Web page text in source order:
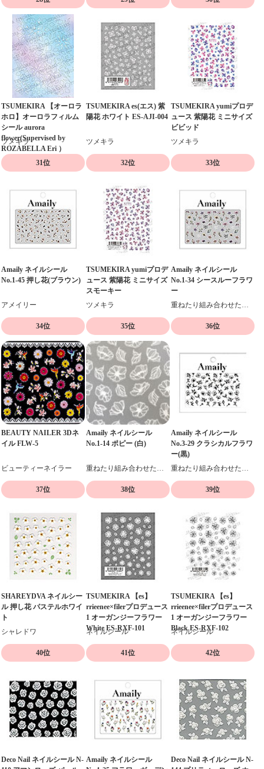
TSUMEKIRA 【オーロラ
ホロ】オーロラフィルム
シール aurora
flower(Supervised by
ROZABELLA Eri ）
ツメキラ
TSUMEKIRA es(エス) 紫
陽花 ホワイト ES-AJI-004
ツメキラ
TSUMEKIRA yumiプロデ
ュース 紫陽花 ミニサイズ
ビビッド
ツメキラ
31位
Amaily ネイルシール
No.1-45 押し花(ブラウン)
アメイリー
32位
TSUMEKIRA yumiプロデ
ュース 紫陽花 ミニサイズ
スモーキー
ツメキラ
33位
Amaily ネイルシール
No.1-34 シースルーフラワ
ー
重ねたり組み合わせたりデザイン自在の貼るだけネイルシール
34位
BEAUTY NAILER 3Dネ
イル FLW-5
ビューティーネイラー
35位
Amaily ネイルシール
No.1-14 ポピー (白)
重ねたり組み合わせたりデザイン自在の貼るだけネイルシール
36位
Amaily ネイルシール
No.3-29 クラシカルフラワ
ー(黒)
重ねたり組み合わせたりデザイン自在の貼るだけネイルシール
37位
SHAREYDVA ネイルシー
ル 押し花 パステルホワイ
ト
シャレドワ
38位
TSUMEKIRA 【es】
rrieenee×filerプロデュース
1 オーガンジーフラワー
White ES-RXF-101
ネイルシール
39位
TSUMEKIRA 【es】
rrieenee×filerプロデュース
1 オーガンジーフラワー
Black ES-RXF-102
ネイルシール
40位
Deco Nail ネイルシール N-
41位
Amaily ネイルシール
42位
Deco Nail ネイルシール N-